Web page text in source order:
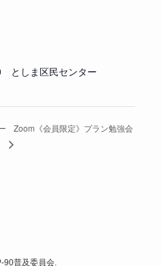
としま区民センター
Zoom《会員限定》プラン勉強会
90普及委員会.